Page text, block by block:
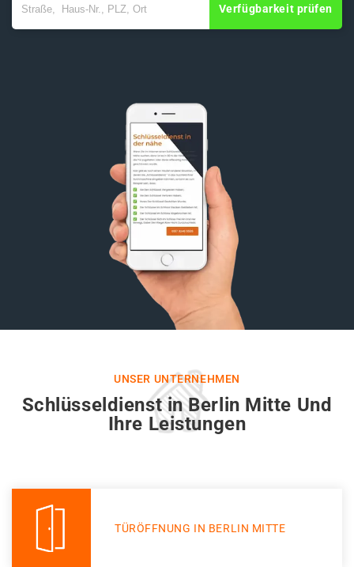
Verfügbarkeit prüfen
UNSER UNTERNEHMEN
Schlüsseldienst in Berlin Mitte Und
Ihre Leistungen
TÜRÖFFNUNG IN BERLIN MITTE